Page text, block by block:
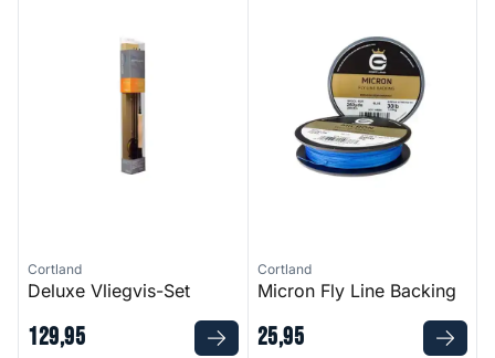
Cortland
Deluxe Vliegvis-Set
129,95
Cortland
Micron Fly Line Backing
25,95